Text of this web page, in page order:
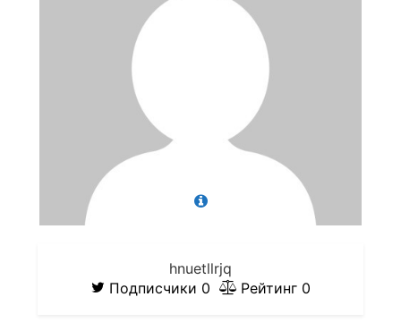
hnuetllrjq
Подписчики 0 Рейтинг 0